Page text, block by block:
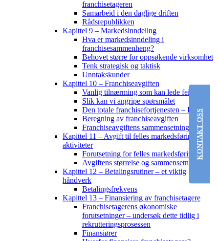
franchisetageren
Samarbeid i den daglige driften
Rådsrepublikken
Kapittel 9 – Markedsinndeling
Hva er markedsinndeling i
franchisesammenheng?
Behovet større for oppsøkende virksomhet
Tenk strategisk og taktisk
Unntakskunder
Kapittel 10 – Franchiseavgiften
Vanlig tilnærming som kan lede feil
Slik kan vi angripe spørsmålet
Den totale franchisefortjenesten – DTF
Beregning av franchiseavgiften
Franchiseavgiftens sammensetning
Kapittel 11 – Avgift til felles markedsføring og
aktiviteter
Forutsetning for felles markedsføring
Avgiftens størrelse og sammensetning
Kapittel 12 – Betalingsrutiner – et viktig
håndverk
Betalingsfrekvens
Kapittel 13 – Finansiering av franchisetagere
Franchisetagerens økonomiske
forutsetninger – undersøk dette tidlig i
rekrutteringsprosessen
Finansiører
KONTAKT OSS